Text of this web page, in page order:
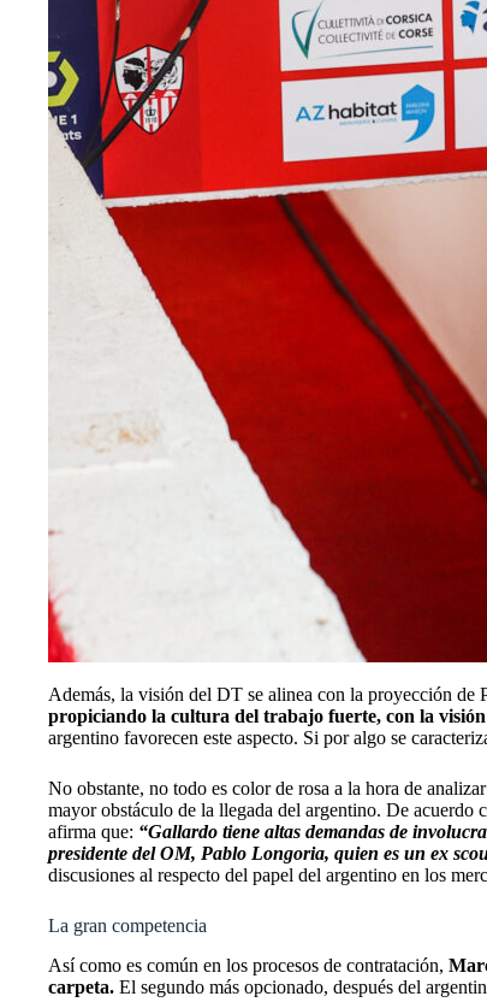
Además, la visión del DT se alinea con la proyección
propiciando la cultura del trabajo fuerte, con la
argentino favorecen este aspecto. Si por algo se
No obstante, no todo es color de rosa a la hora de
mayor obstáculo de la llegada del argentino. De acuerdo
afirma que: “Gallardo tiene altas demandas de
presidente del OM, Pablo Longoria, quien es un ex
discusiones al respecto del papel del argentino en los
La gran competencia
Así como es común en los procesos de contratación,
carpeta. El segundo más opcionado, después del